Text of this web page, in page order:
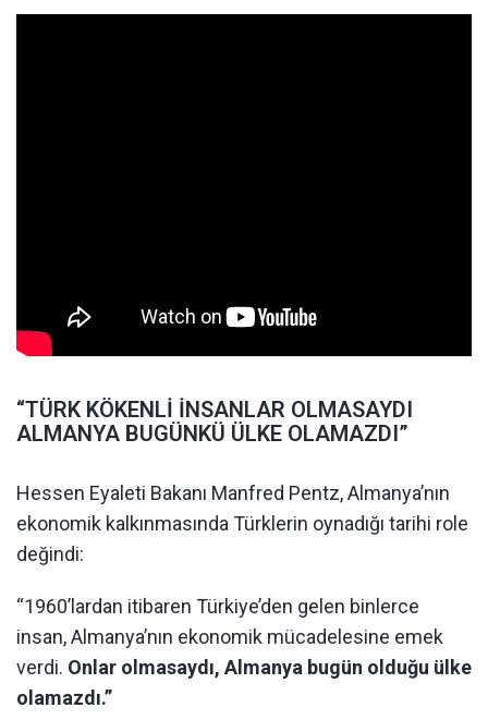
“TÜRK KÖKENLİ İNSANLAR OLMASAYDI
ALMANYA BUGÜNKÜ ÜLKE OLAMAZDI”
Hessen Eyaleti Bakanı Manfred Pentz, Almanya’nın
ekonomik kalkınmasında Türklerin oynadığı tarihi role
değindi:
“1960’lardan itibaren Türkiye’den gelen binlerce
insan, Almanya’nın ekonomik mücadelesine emek
verdi. Onlar olmasaydı, Almanya bugün olduğu ülke
olamazdı.”